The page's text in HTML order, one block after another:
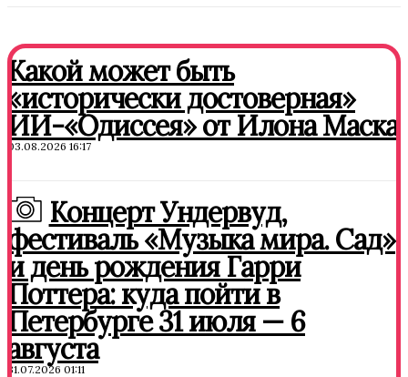
Какой может быть
«исторически достоверная»
ИИ-«Одиссея» от Илона Маска
03.08.2026 16:17
Концерт Ундервуд,
фестиваль «Музыка мира. Сад»
и день рождения Гарри
Поттера: куда пойти в
Петербурге 31 июля — 6
августа
31.07.2026 01:11